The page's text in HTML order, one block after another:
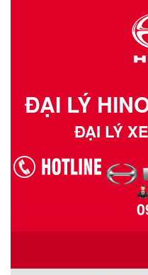
ĐẠI LÝ
ĐẠI LÝ